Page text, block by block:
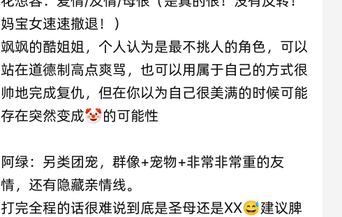
妈宝女速速撤退！）
飒飒的酷姐姐，个人认为是最不挑人的角色，可以
站在道德制高点爽骂，也可以用属于自己的方式很
帅地完成复仇，但在你以为自己很美满的时候可能
存在突然变成🤡的可能性
阿绿：另类团宠，群像+宠物+非常非常重的友
情，还有隐藏亲情线。
打完全程的话很难说到底是圣母还是XX😅建议脾